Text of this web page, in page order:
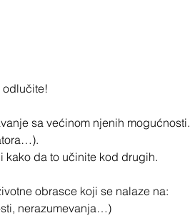
odlučite!
sa većinom njenih mogućnosti.
kako da to učinite kod drugih.
obrasce koji se nalaze na:
nerazumevanja…)